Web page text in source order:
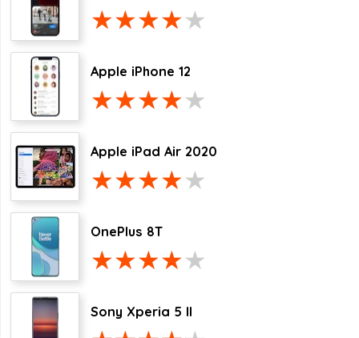
Apple iPhone 12
Apple iPad Air 2020
OnePlus 8T
Sony Xperia 5 II